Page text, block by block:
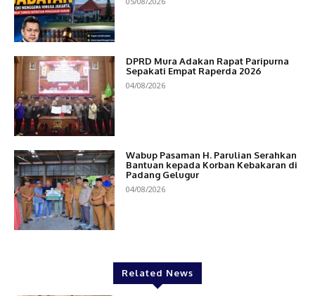
DPRD Mura Adakan Rapat Paripurna
Sepakati Empat Raperda 2026
04/08/2026
Wabup Pasaman H. Parulian Serahkan
Bantuan kepada Korban Kebakaran di
Padang Gelugur
04/08/2026
Related News